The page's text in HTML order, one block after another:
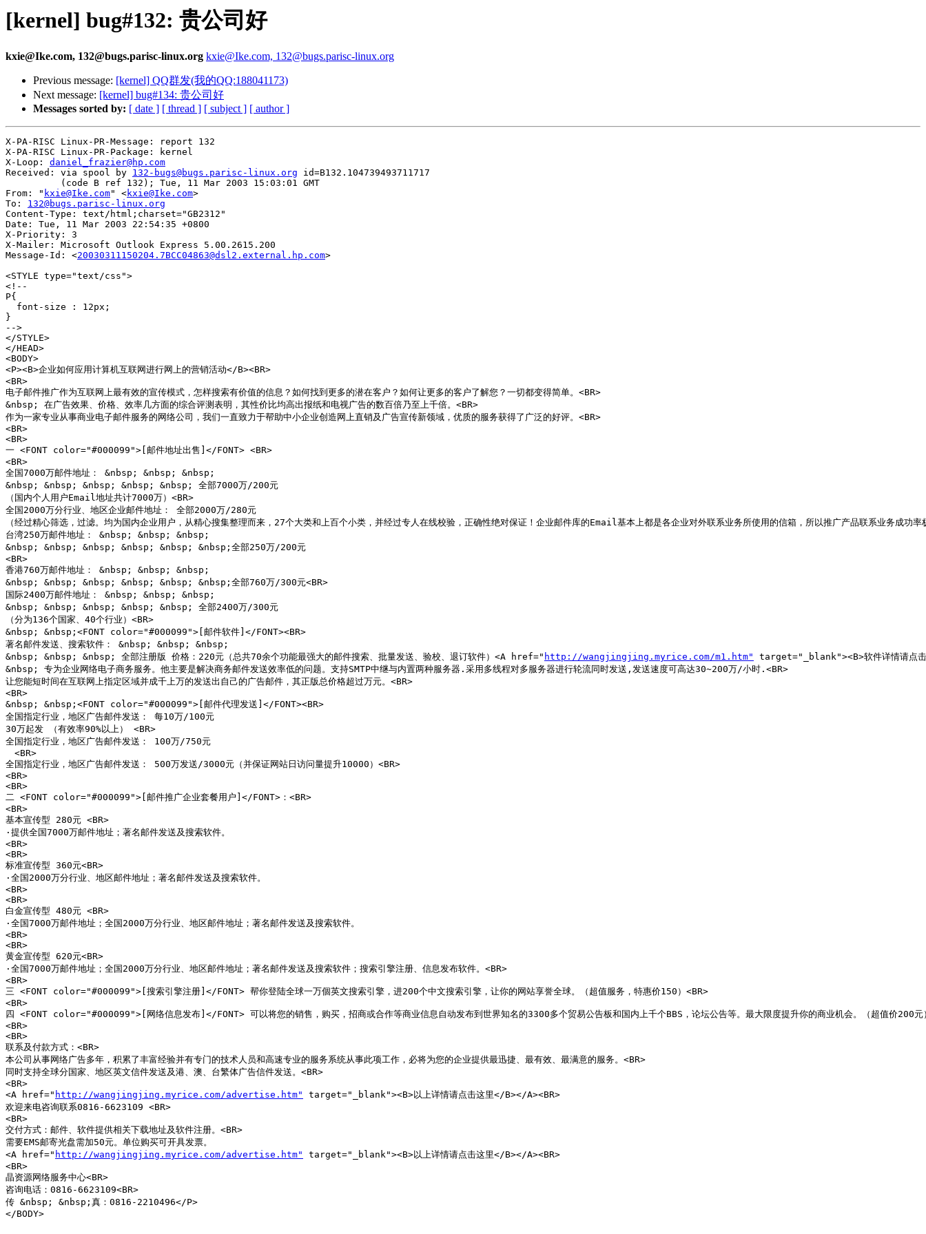
[kernel] bug#132: 贵公司好
kxie@Ike.com, 132@bugs.parisc-linux.org kxie@Ike.com, 132@bugs.parisc-linux.org
Previous message: [kernel] QQ群发(我的QQ:188041173)
Next message: [kernel] bug#134: 贵公司好
Messages sorted by: [ date ] [ thread ] [ subject ] [ author ]
X-PA-RISC Linux-PR-Message: report 132
X-PA-RISC Linux-PR-Package: kernel
X-Loop: daniel_frazier@hp.com
Received: via spool by 132-bugs@bugs.parisc-linux.org id=B132.104739493711717
          (code B ref 132); Tue, 11 Mar 2003 15:03:01 GMT
From: " kxie@Ike.com" <kxie@Ike.com>
To: 132@bugs.parisc-linux.org
Content-Type: text/html;charset="GB2312"
Date: Tue, 11 Mar 2003 22:54:35 +0800
X-Priority: 3
X-Mailer: Microsoft Outlook Express 5.00.2615.200
Message-Id: <20030311150204.7BCC04863@dsl2.external.hp.com>
<STYLE type="text/css">
<!--
P{
  font-size : 12px;
}
-->
</STYLE>
</HEAD>
<BODY>
<P><B>企业如何应用计算机互联网进行网上的营销活动</B><BR>
<BR>
电子邮件推广作为互联网上最有效的宣传模式，怎样搜索有价值的信息？如何找到更多的潜在客户？如何让更多的客户了解您？一切都变得简单。<BR>
&nbsp; 在广告效果、价格、效率几方面的综合评测表明，其性价比均高出报纸和电视广告的数百倍乃至上千倍。<BR>
作为一家专业从事商业电子邮件服务的网络公司，我们一直致力于帮助中小企业创造网上直销及广告宣传新领域，优质的服务获得了广泛的好评。<BR>
<BR>
<BR>
一 <FONT color="#000099">[邮件地址出售]</FONT> <BR>
<BR>
全国7000万邮件地址： &nbsp; &nbsp; &nbsp;
&nbsp; &nbsp; &nbsp; &nbsp; &nbsp; 全部7000万/200元
（国内个人用户Email地址共计7000万）<BR>
全国2000万分行业、地区企业邮件地址： 全部2000万/280元
（经过精心筛选，过滤。均为国内企业用户，从精心搜集整理而来，27个大类和上百个小类，并经过专人在线校验，正确性绝对保证！企业邮件库的Email基本上都是各企业对外联系业务所使用的信箱，所以推广产品联系业务成功率
台湾250万邮件地址： &nbsp; &nbsp; &nbsp;
&nbsp; &nbsp; &nbsp; &nbsp; &nbsp; &nbsp;全部250万/200元
<BR>
香港760万邮件地址： &nbsp; &nbsp; &nbsp;
&nbsp; &nbsp; &nbsp; &nbsp; &nbsp; &nbsp;全部760万/300元<BR>
国际2400万邮件地址： &nbsp; &nbsp; &nbsp;
&nbsp; &nbsp; &nbsp; &nbsp; &nbsp; 全部2400万/300元
（分为136个国家、40个行业）<BR>
&nbsp; &nbsp;<FONT color="#000099">[邮件软件]</FONT><BR>
著名邮件发送、搜索软件： &nbsp; &nbsp; &nbsp;
&nbsp; &nbsp; &nbsp; 全部注册版 价格：220元（总共70余个功能最强大的邮件搜索、批量发送、验校、退订软件）<A href=" http://wangjingjing.myrice.com/m1.htm"
target="_blank"><B>软件详情请点击
&nbsp; 专为企业网络电子商务服务。他主要是解决商务邮件发送效率低的问题。支持SMTP中继与内置两种服务器.采用多线程对多服务器进行轮流同时发送,发送速度可高达30~200万/小时.<BR>
让您能短时间在互联网上指定区域并成千上万的发送出自己的广告邮件，其正版总价格超过万元。<BR>
<BR>
&nbsp; &nbsp;<FONT color="#000099">[邮件代理发送]</FONT><BR>
全国指定行业，地区广告邮件发送： 每10万/100元
30万起发 （有效率90%以上） <BR>
全国指定行业，地区广告邮件发送： 100万/750元
<BR>
全国指定行业，地区广告邮件发送： 500万发送/3000元（并保证网站日访问量提升10000）<BR>
<BR>
<BR>
二 <FONT color="#000099">[邮件推广企业套餐用户]</FONT>：<BR>
<BR>
基本宣传型 280元 <BR>
·提供全国7000万邮件地址；著名邮件发送及搜索软件。
<BR>
<BR>
标准宣传型 360元<BR>
·全国2000万分行业、地区邮件地址；著名邮件发送及搜索软件。
<BR>
<BR>
白金宣传型 480元 <BR>
·全国7000万邮件地址；全国2000万分行业、地区邮件地址；著名邮件发送及搜索软件。
<BR>
<BR>
黄金宣传型 620元<BR>
·全国7000万邮件地址；全国2000万分行业、地区邮件地址；著名邮件发送及搜索软件；搜索引擎注册、信息发布软件。<BR>
<BR>
三 <FONT color="#000099">[搜索引擎注册]</FONT> 帮你登陆全球一万個英文搜索引擎，进200个中文搜索引擎，让你的网站享誉全球。（超值服务，特惠价150）<BR>
<BR>
四 <FONT color="#000099">[网络信息发布]</FONT> 可以将您的销售，购买，招商或合作等商业信息自动发布到世界知名的3300多个贸易公告板和国内上千个BBS，论坛公告等。最大限度提升你的商业机会。（超值价200元
<BR>
<BR>
联系及付款方式：<BR>
本公司从事网络广告多年，积累了丰富经验并有专门的技术人员和高速专业的服务系统从事此项工作，必将为您的企业提供最迅捷、最有效、最满意的服务。<BR>
同时支持全球分国家、地区英文信件发送及港、澳、台繁体广告信件发送。<BR>
<BR>
<A href=" http://wangjingjing.myrice.com/advertise.htm"
target="_blank"><B>以上详情请点击这里</B></A><BR>
欢迎来电咨询联系0816-6623109 <BR>
<BR>
交付方式：邮件、软件提供相关下载地址及软件注册。<BR>
需要EMS邮寄光盘需加50元。单位购买可开具发票。
<A href=" http://wangjingjing.myrice.com/advertise.htm"
target="_blank"><B>以上详情请点击这里</B></A><BR>
<BR>
晶资源网络服务中心<BR>
咨询电话：0816-6623109<BR>
传 &nbsp; &nbsp;真：0816-2210496</P>
</BODY>